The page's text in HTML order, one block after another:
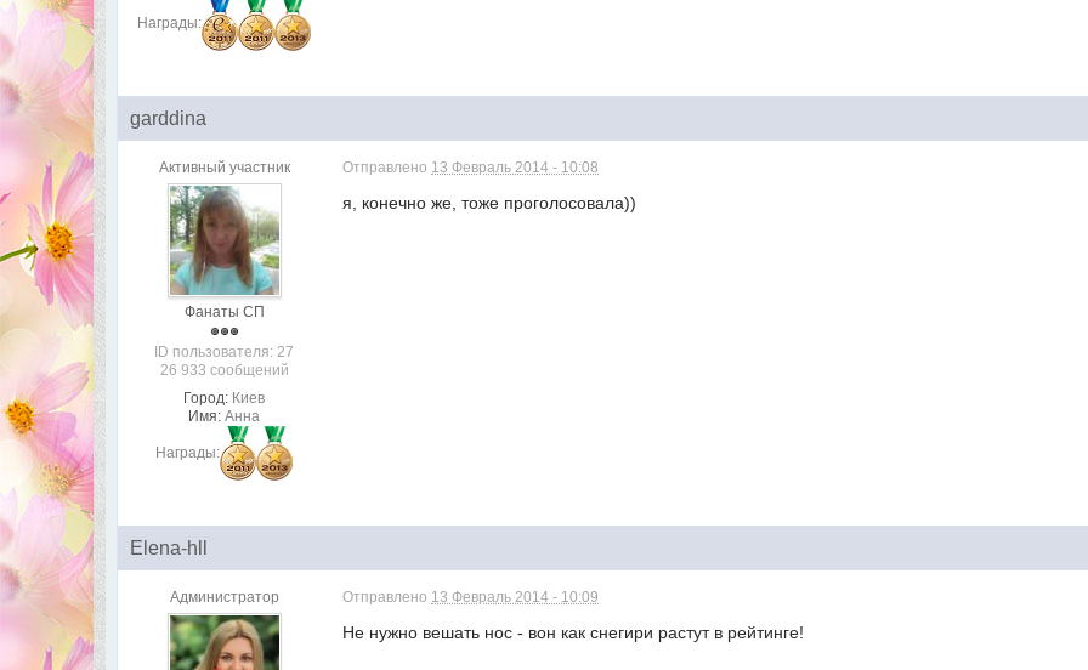
Награды:
garddina
Активный участник
Фанаты СП
ID пользователя: 27
26 933 сообщений
Город: Киев
Имя: Анна
Награды:
Отправлено 13 Февраль 2014 - 10:08
я, конечно же, тоже проголосовала))
Elena-hll
Администратор Отправлено 13 Февраль 2014 - 10:09
Не нужно вешать нос - вон как снегири растут в рейтинге!